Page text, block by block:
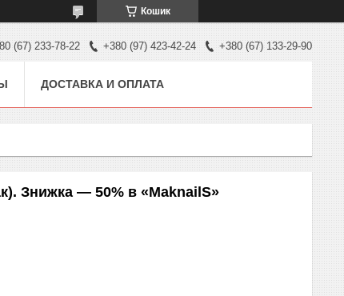
Кошик
(67) 233-78-22 +380 (97) 423-42-24 +380 (67) 133-29-90
ДОСТАВКА И ОПЛАТА
Знижка — 50% в «MaknailS»